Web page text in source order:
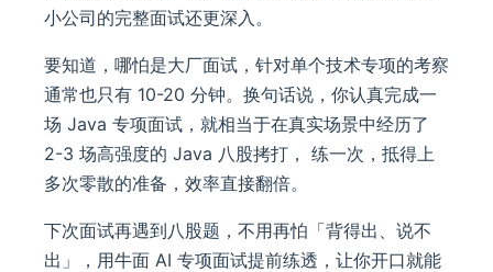
小公司的完整面试还更深入。
要知道，哪怕是大厂面试，针对单个技术专项的考察
通常也只有 10-20 分钟。换句话说，你认真完成一
场 Java 专项面试，就相当于在真实场景中经历了
2-3 场高强度的 Java 八股拷打， 练一次，抵得上
多次零散的准备，效率直接翻倍。
下次面试再遇到八股题，不用再怕「背得出、说不
出」，用牛面 AI 专项面试提前练透，让你开口就能